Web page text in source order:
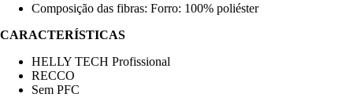
Composição das fibras: Forro: 100% poliéster
CARACTERÍSTICAS
HELLY TECH Profissional
RECCO
Sem PFC